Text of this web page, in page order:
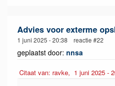
Advies voor exterme
1 juni 2025 - 20:38 reactie #22
geplaatst door: nnsa
Citaat van: ravke, 1 juni 2025 -